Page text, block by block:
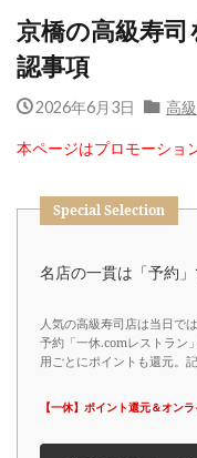
京橋の高級寿
認事項
2026年6月3日 高
本ページはプロモーショ
Special Selection
名店の一貫は「予約
人気の高級寿司店は当日で
予約「一休.comレストラン
用ごとにポイントも還元。
【一休】ポイント還元＆オン